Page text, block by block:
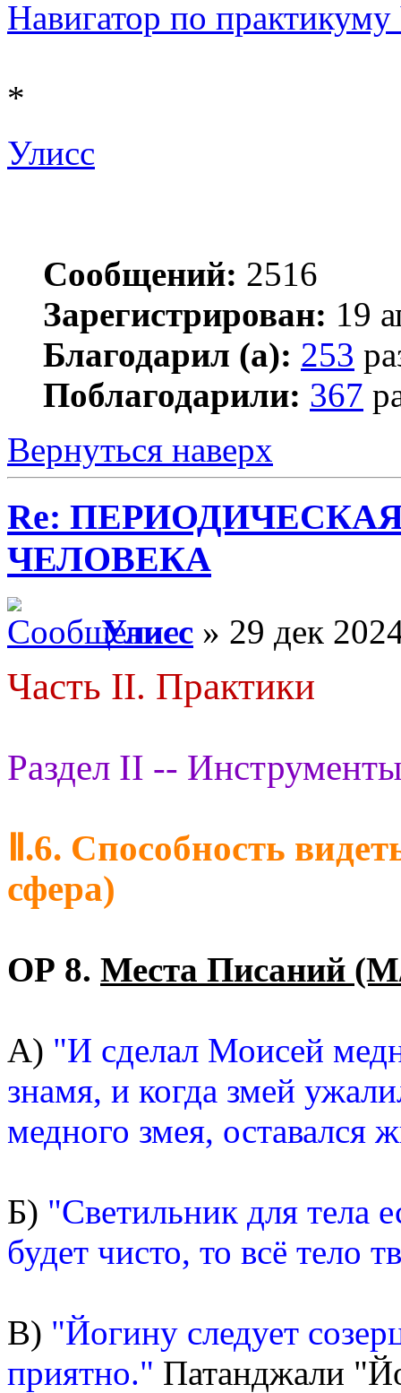
Навигатор по
*
Улисс
Сообщений: 2516
Зарегистрирован: 19
Благодарил (а): 253
Поблагодарили: 367
Вернуться наверх
Re:
ЧЕЛОВЕКА
Улисс » 29 дек
Часть II. Практики
Раздел II --
Ⅱ.6. Способность
сфера)
ОР 8. Места Писаний
А) "И сделал Моисей
знамя, и когда змей
медного змея, оставался
Б) "Светильник для тела
будет чисто, то всё тело
В) "Йогину следует
приятно." Патанджали